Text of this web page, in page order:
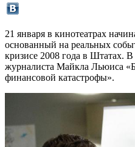
21 января в кинотеатрах
основанный на реальных
кризисе 2008 года в Штатах.
журналиста Майкла Льюиса
финансовой катастрофы».